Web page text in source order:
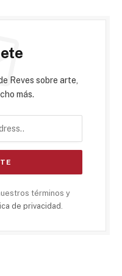
Reves sobre arte,
más.
términos y
de privacidad .